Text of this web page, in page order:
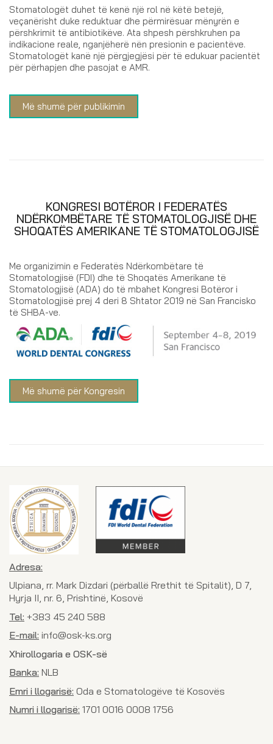
Stomatologët duhet të kenë një rol në këtë betejë,
veçanërisht duke reduktuar dhe përmirësuar mënyrën e
përshkrimit të antibiotikëve. Ata shpesh përshkruhen pa
indikacione reale, nganjëherë nën presionin e pacientëve.
Stomatologët kanë një përgjegjësi për të edukuar pacientët
për përhapjen dhe pasojat e AMR.
Më shumë për publikimin
KONGRESI BOTËROR I FEDERATËS
NDËRKOMBËTARE TË STOMATOLOGJISË DHE
SHOQATËS AMERIKANE TË STOMATOLOGJISË
Me organizimin e Federatës Ndërkombëtare të
Stomatologjisë (FDI) dhe të Shoqatës Amerikane të
Stomatologjisë (ADA) do të mbahet Kongresi Botëror i
Stomatologjisë prej 4 deri 8 Shtator 2019 në San Francisko
të SHBA-ve.
Më shumë për Kongresin
Adresa:
Ulpiana, rr. Mark Dizdari (përballë Rrethit të Spitalit), D 7,
Hyrja II, nr. 6, Prishtinë, Kosovë
Tel: +383 45 240 588
E-mail: info@osk-ks.org
Xhirollogaria e OSK-së
Banka: NLB
Emri i llogarisë: Oda e Stomatologëve të Kosovës
Numri i llogarisë: 1701 0016 0008 1756